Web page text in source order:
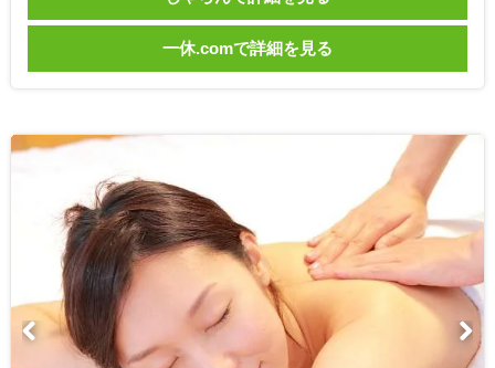
一休.comで詳細を見る